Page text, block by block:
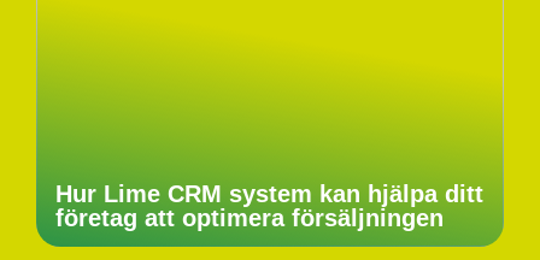
Hur Lime CRM system kan hjälpa ditt
företag att optimera försäljningen